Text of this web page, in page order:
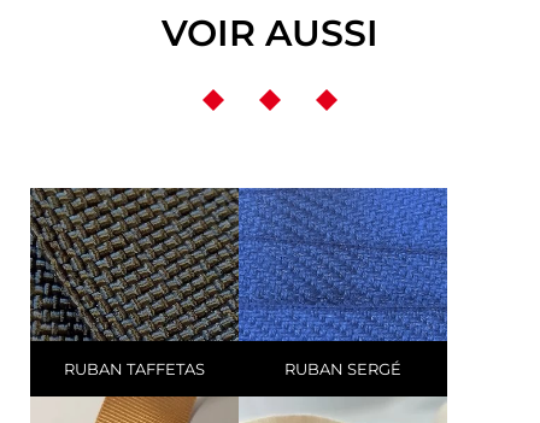
VOIR AUSSI
RUBAN TAFFETAS RUBAN SERGÉ